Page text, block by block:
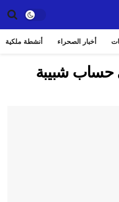
أخبار الصحراء أنشطة ملكية
حساب شبيبة